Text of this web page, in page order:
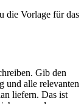
die Vorlage für das
Gib den
und alle relevanten
liefern. Das ist